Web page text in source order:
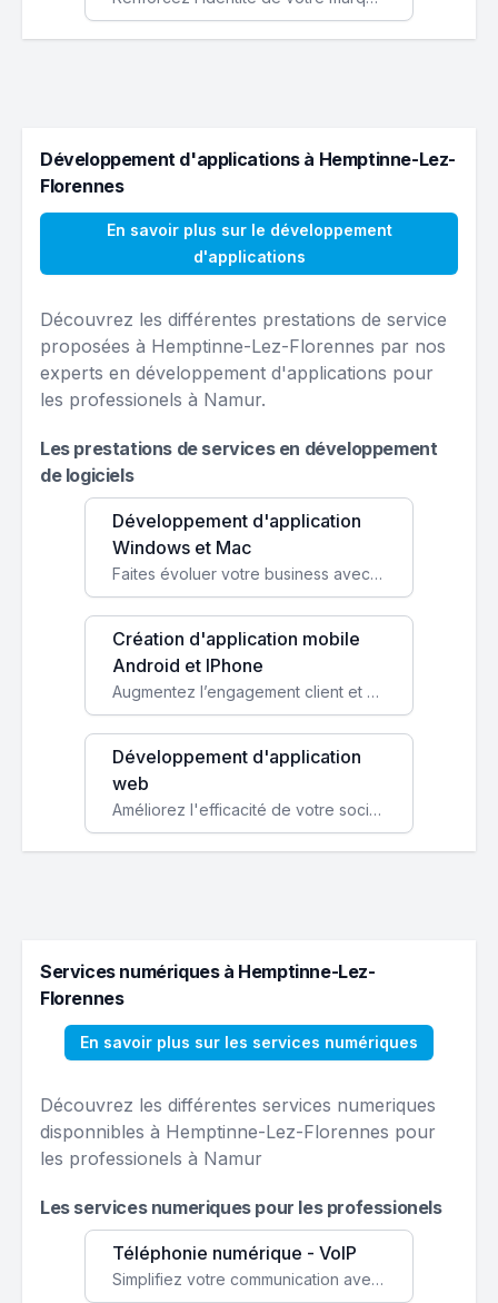
Développement d'applications à Hemptinne-Lez-
Florennes
En savoir plus sur le développement
d'applications
Découvrez les différentes prestations de service
proposées à Hemptinne-Lez-Florennes par nos
experts en développement d'applications pour
les professionels à Namur.
Les prestations de services en développement
de logiciels
Développement d'application
Windows et Mac
Faites évoluer votre business avec des solutions logicielles personnalisées, parfaitement adaptées à vos besoins spécifiques.
Création d'application mobile
Android et IPhone
Augmentez l’engagement client et simplifiez vos processus avec une application mobile sur mesure, disponible sur iOS et Android.
Développement d'application
web
Améliorez l'efficacité de votre société avec une application web personnalisée accessible partout et tout le temps.
Services numériques à Hemptinne-Lez-
Florennes
En savoir plus sur les services numériques
Découvrez les différentes services numeriques
disponnibles à Hemptinne-Lez-Florennes pour
les professionels à Namur
Les services numeriques pour les professionels
Téléphonie numérique - VoIP
Simplifiez votre communication avec une solution VoIP flexible, économique et adaptée à vos besoins professionnels.